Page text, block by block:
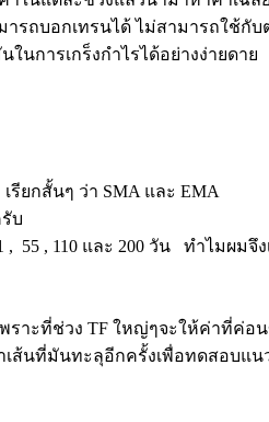
ารถบอกเทรนได้ ไม่สามารถใช้
นการเกร็งกำไรได้อย่างง่ายดาย
รียกสั้นๆ ว่า SMA และ EMA
บ
, 55 , 110 และ 200 วัน ทำไมผม
พราะที่ช่วง TF ใหญ่ๆจะให้ค่าที่ค่
เส้นที่มันทะลุอีกครั้งเพื่อทดสอบแ